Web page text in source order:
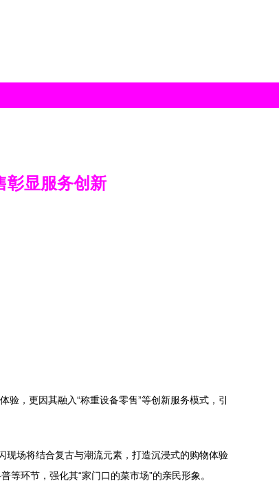
彰显服务创新
，更因其融入“称重设备零售”等创新服务模式，引
现场将结合复古与潮流元素，打造沉浸式的购物体验
环节，强化其“家门口的菜市场”的亲民形象。